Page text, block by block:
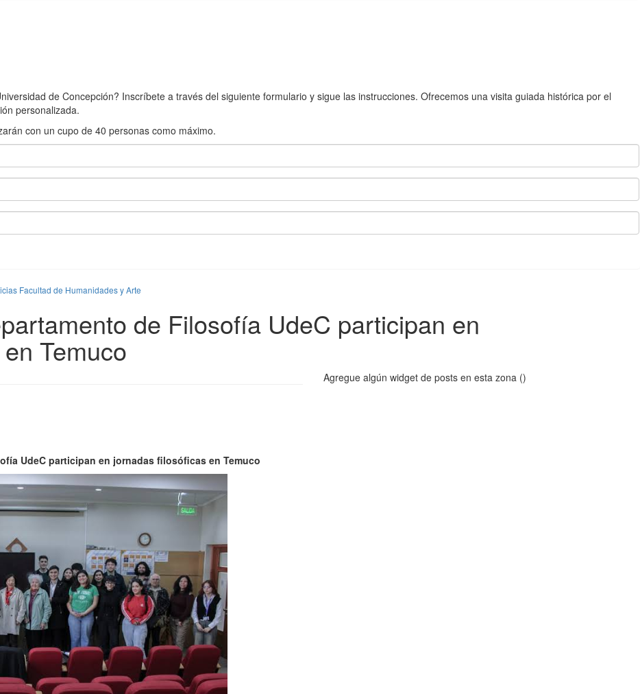
de Concepción? Inscríbete a través del siguiente formulario y sigue las instrucciones. Ofrecemos una visita guiada histórica por el
personalizada.
con un cupo de 40 personas como máximo.
Facultad de Humanidades y Arte
de Filosofía UdeC participan en
Temuco
UdeC participan en jornadas filosóficas en Temuco
Agregue algún widget de posts en esta zona ()